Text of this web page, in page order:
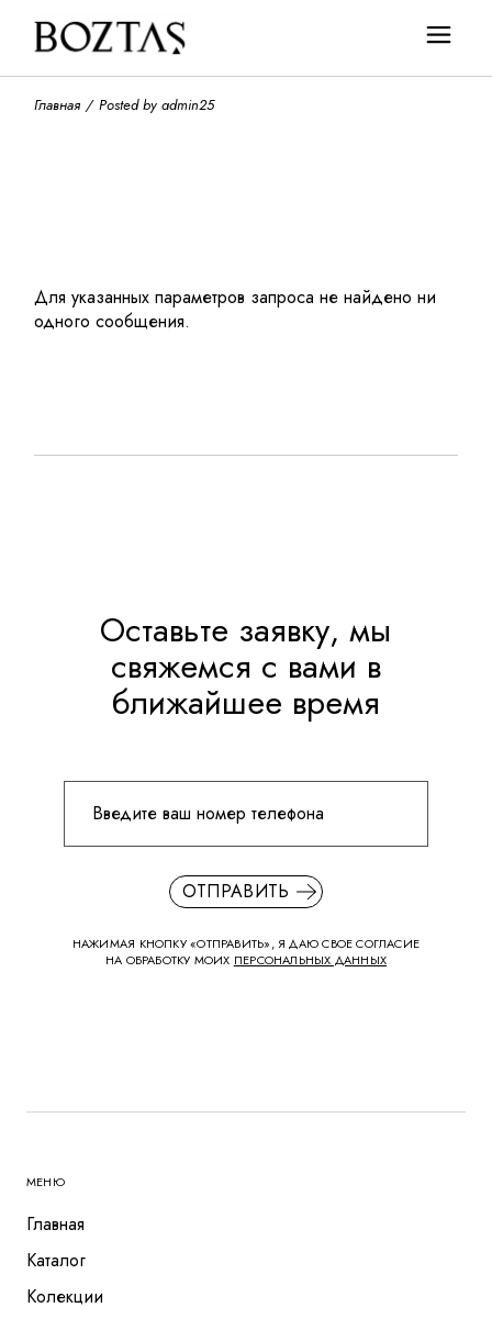
content
Главная Posted by admin25
Для указанных параметров запроса не найдено ни
одного сообщения.
Оставьте заявку, мы
свяжемся с вами в
ближайшее время
ОТПРАВИТЬ
НАЖИМАЯ КНОПКУ «ОТПРАВИТЬ», Я ДАЮ СВОЕ СОГЛАСИЕ
НА ОБРАБОТКУ МОИХ ПЕРСОНАЛЬНЫХ ДАННЫХ
МЕНЮ
Главная
Каталог
Колекции